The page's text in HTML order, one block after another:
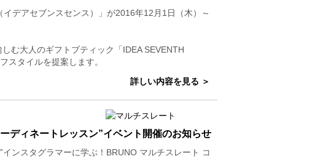
デアセブンスセンス）」が2016年12月1日（木）～
む大人のギフトブティック「IDEA SEVENTH
スタイルを提案します。
詳しい内容を見る ＞
ディネートレッスン”イベント開催のお知らせ
ンスタグラマーに学ぶ！BRUNO マルチスレート コ